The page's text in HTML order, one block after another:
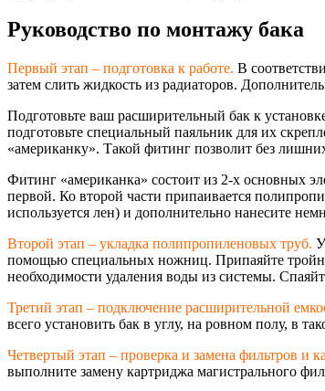
Руководство по монтажу бака
Первый этап – подготовка к работе. В
затем слить жидкость из радиаторов.
Подготовьте ваш расширительный бак к
подготовьте специальный паяльник для их
«американку». Такой фитинг позволит без
Фитинг «американка» состоит из 2-х основных
первой. Ко второй части припаивается
используется лен) и дополнительно нанесите
Второй этап – укладка полипропиленовых труб.
помощью специальных ножниц. Припаяйте
необходимости удаления воды из системы.
Третий этап – подключение расширительной
всего установить бак в углу, на ровном полу, в
Четвертый этап – проверка и замена фильтров и
выполните замену картриджа магистрального